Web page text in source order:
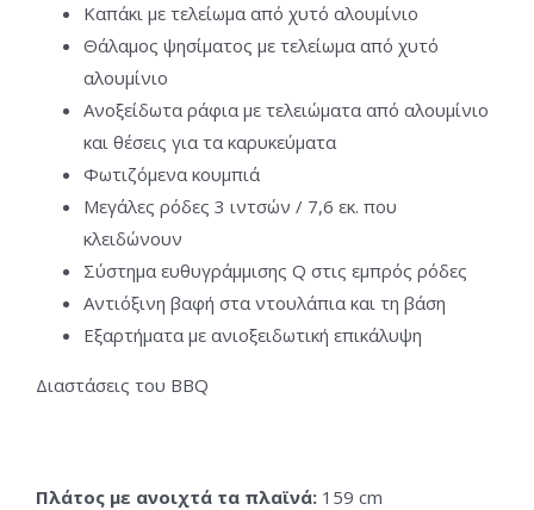
Καπάκι με τελείωμα από χυτό αλουμίνιο
Θάλαμος ψησίματος με τελείωμα από χυτό
αλουμίνιο
Ανοξείδωτα ράφια με τελειώματα από αλουμίνιο
και θέσεις για τα καρυκεύματα
Φωτιζόμενα κουμπιά
Μεγάλες ρόδες 3 ιντσών / 7,6 εκ. που
κλειδώνουν
Σύστημα ευθυγράμμισης Q στις εμπρός ρόδες
Αντιόξινη βαφή στα ντουλάπια και τη βάση
Εξαρτήματα με ανιοξειδωτική επικάλυψη
Διαστάσεις του BBQ
Πλάτος με ανοιχτά τα πλαϊνά: 159 cm